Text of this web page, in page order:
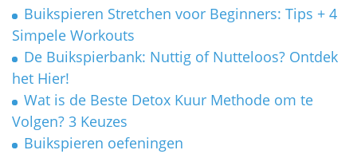
Buikspieren Stretchen voor Beginners: Tips + 4
Simpele Workouts
De Buikspierbank: Nuttig of Nutteloos? Ontdek
het Hier!
Wat is de Beste Detox Kuur Methode om te
Volgen? 3 Keuzes
Buikspieren oefeningen